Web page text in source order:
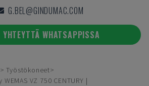
G.BEL@GINDUMAC.COM
YHTEYTTÄ WHATSAPPISSA
Työstökoneet
VZ 750 CENTURY |